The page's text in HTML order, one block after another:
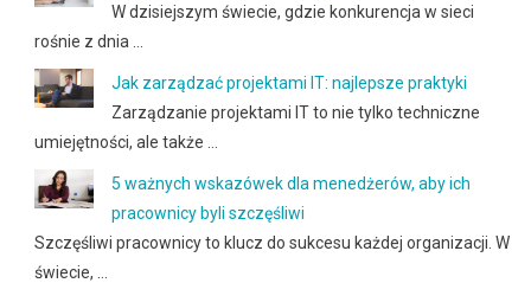
W dzisiejszym świecie, gdzie konkurencja w sieci
rośnie z dnia …
Jak zarządzać projektami IT: najlepsze praktyki
Zarządzanie projektami IT to nie tylko techniczne
umiejętności, ale także …
5 ważnych wskazówek dla menedżerów, aby ich
pracownicy byli szczęśliwi
Szczęśliwi pracownicy to klucz do sukcesu każdej organizacji. W
świecie, …